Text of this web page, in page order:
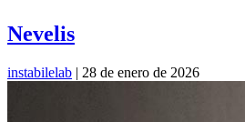
Nevelis
instabilelab | 28 de enero de 2026